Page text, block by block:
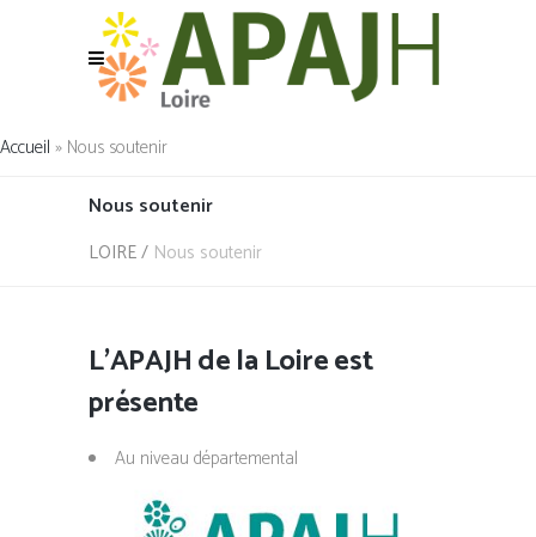
Accueil » Nous soutenir
Nous soutenir
LOIRE/ Nous soutenir
L’APAJH de la Loire est
présente
Au niveau départemental